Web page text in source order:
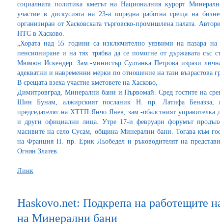
социалната политика кметът на Националния курорт
участие в дискусията на 23-а поредна работна среща на
организиран от Хасковската търговско-промишлена палата.
НТС в Хасково.
„Хората над 55 години са изключително уязвими на пазара
пенсиониране и на тях трябва да се помогне от държавата със
Мюмюн Искендер. Зам.-министър Султанка Петрова изрази
адекватни и навременни мерки по отношение на тази възрастова
В срещата взеха участие кметовете на Хасково,
Димитровград, Минерални бани и Първомай. Сред гостите на
Шин Бунам, алжирският посланик Н. пр. Латифа Беназза,
председателят на ХТТП Янчо Янев, зам.-обалстният
и други официални лица. Утре 17-и февруари форумът
масивите на село Сусам, община Минерални бани. Тогава към
на Франция Н. пр. Ерик Льобедел и ръководителят на
Огнян Златев.
Линк
Haskovo.net: Подкрепа на работещите
на Минерални бани